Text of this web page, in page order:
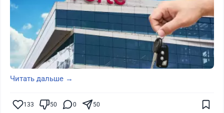
Читать дальше →
133 50 0 50